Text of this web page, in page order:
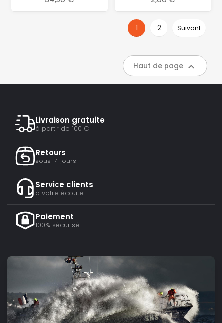
1 2 Suivant
Haut de page 
Livraison gratuite
à partir de 100 €
Retours
sous 14 jours
Service clients
à votre écoute
Paiement
100% sécurisé